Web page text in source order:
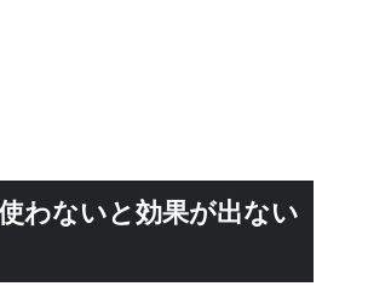
わないと効果が出ない